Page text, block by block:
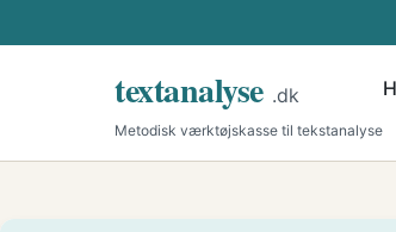
textanalyse .dk
Metodisk værktøjskasse til tekstanalyse